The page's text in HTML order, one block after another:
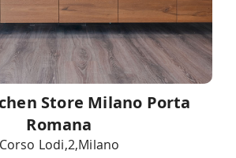
Store Milano Porta
Romana
Corso Lodi,2,Milano